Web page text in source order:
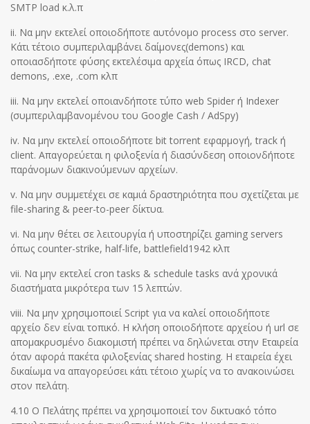
SMTP load κ.λ.π
ii. Να μην εκτελεί οποιοδήποτε αυτόνομο process στο server.
Κάτι τέτοιο συμπεριλαμβάνει δαίμονες(demons) και
οποιασδήποτε φύσης εκτελέσιμα αρχεία όπως IRCD, chat
demons, .exe, .com κλπ
iii. Να μην εκτελεί οποιανδήποτε τύπο web Spider ή Indexer
(συμπεριλαμβανομένου του Google Cash / AdSpy)
iv. Να μην εκτελεί οποιοδήποτε bit torrent εφαρμογή, track ή
client. Απαγορεύεται η φιλοξενία ή διασύνδεση οποιονδήποτε
παράνομων διακινούμενων αρχείων.
v. Να μην συμμετέχει σε καμιά δραστηριότητα που σχετίζεται με
file-sharing & peer-to-peer δίκτυα.
vi. Να μην θέτει σε λειτουργία ή υποστηρίζει gaming servers
όπως counter-strike, half-life, battlefield1942 κλπ
vii. Να μην εκτελεί cron tasks & schedule tasks ανά χρονικά
διαστήματα μικρότερα των 15 λεπτών.
viii. Να μην χρησιμοποιεί Script για να καλεί οποιοδήποτε
αρχείο δεν είναι τοπικό. Η κλήση οποιοδήποτε αρχείου ή url σε
απομακρυσμένο διακομιστή πρέπει να δηλώνεται στην Εταιρεία
όταν αφορά πακέτα φιλοξενίας shared hosting. Η εταιρεία έχει
δικαίωμα να απαγορεύσει κάτι τέτοιο χωρίς να το ανακοινώσει
στον πελάτη.
4.10 Ο Πελάτης πρέπει να χρησιμοποιεί τον δικτυακό τόπο